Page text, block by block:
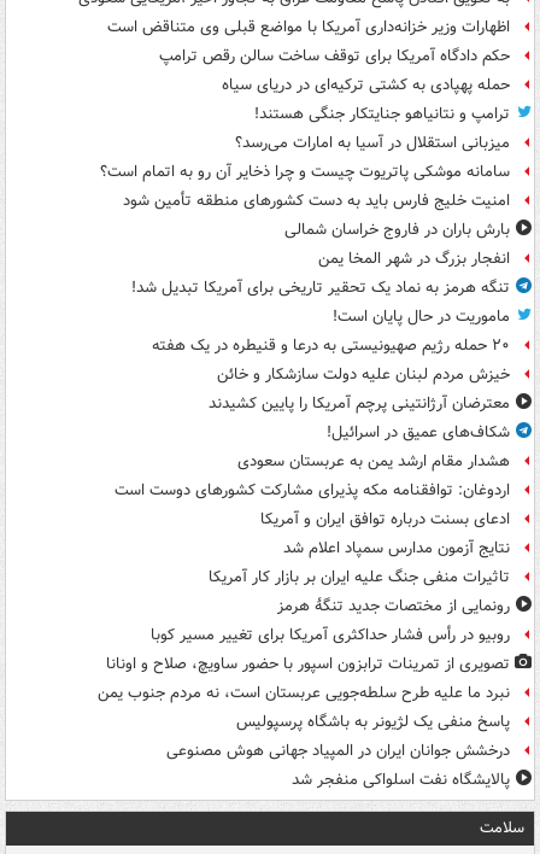
اظهارات وزیر خزانه‌داری آمریکا با مواضع قبلی وی متناقض است
حکم دادگاه آمریکا برای توقف ساخت سالن رقص ترامپ
حمله پهپادی به کشتی ترکیه‌ای در دریای سیاه
ترامپ و نتانیاهو جنایتکار جنگی هستند!
میزبانی استقلال در آسیا به امارات می‌رسد؟
سامانه موشکی پاتریوت چیست و چرا ذخایر آن رو به اتمام است؟
امنیت خلیج فارس باید به دست کشورهای منطقه تأمین شود
بارش باران در فاروج خراسان شمالی
انفجار بزرگ در شهر المخا یمن
تنگه هرمز به نماد یک تحقیر تاریخی برای آمریکا تبدیل شد!
ماموریت در حال پایان است!
۲۰ حمله رژیم صهیونیستی به درعا و قنیطره در یک هفته
خیزش مردم لبنان علیه دولت سازشکار و خائن
معترضان آرژانتینی پرچم آمریکا را پایین کشیدند
شکاف‌های عمیق در اسرائیل!
هشدار مقام ارشد یمن به عربستان سعودی
اردوغان: توافقنامه مکه پذیرای مشارکت کشورهای دوست است
ادعای بسنت درباره توافق ایران و آمریکا
نتایج آزمون مدارس سمپاد اعلام شد
تاثیرات منفی جنگ علیه ایران بر بازار کار آمریکا
رونمایی از مختصات جدید تنگۀ هرمز
روبیو در رأس فشار حداکثری آمریکا برای تغییر مسیر کوبا
تصویری از تمرینات ترابزون اسپور با حضور ساویچ، صلاح و اونانا
نبرد ما علیه طرح سلطه‌جویی عربستان است، نه مردم جنوب یمن
پاسخ منفی یک لژیونر به باشگاه پرسپولیس
درخشش جوانان ایران در المپیاد جهانی هوش مصنوعی
پالایشگاه نفت اسلواکی منفجر شد
سلامت